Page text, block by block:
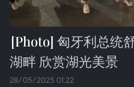
匈牙利总统
湖畔 欣赏湖光美景
28/05/2025 01:22